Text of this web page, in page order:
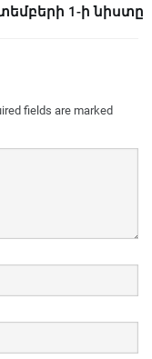
1-ի նիստը
fields are marked